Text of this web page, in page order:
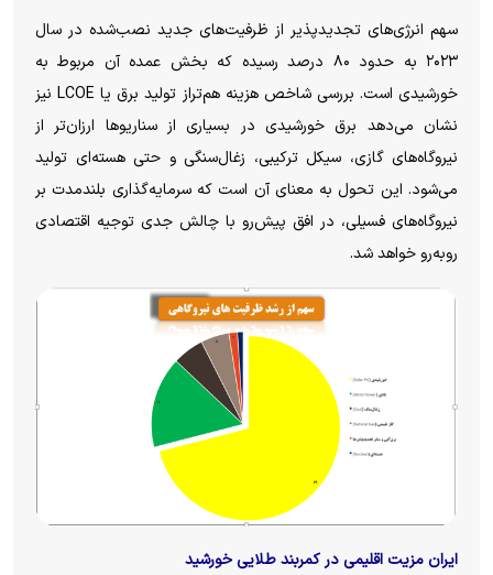
سهم انرژی‌های تجدیدپذیر از ظرفیت‌های جدید نصب‌شده در سال
۲۰۲۳ به حدود ۸۰ درصد رسیده که بخش عمده آن مربوط به
خورشیدی است. بررسی شاخص هزینه هم‌تراز تولید برق یا LCOE نیز
نشان می‌دهد برق خورشیدی در بسیاری از سناریو‌ها ارزان‌تر از
نیروگاه‌های گازی، سیکل ترکیبی، زغال‌سنگی و حتی هسته‌ای تولید
می‌شود. این تحول به معنای آن است که سرمایه‌گذاری بلندمدت بر
نیروگاه‌های فسیلی، در افق پیش‌رو با چالش جدی توجیه اقتصادی
روبه‌رو خواهد شد.
ایران مزیت اقلیمی در کمربند طلایی خورشید